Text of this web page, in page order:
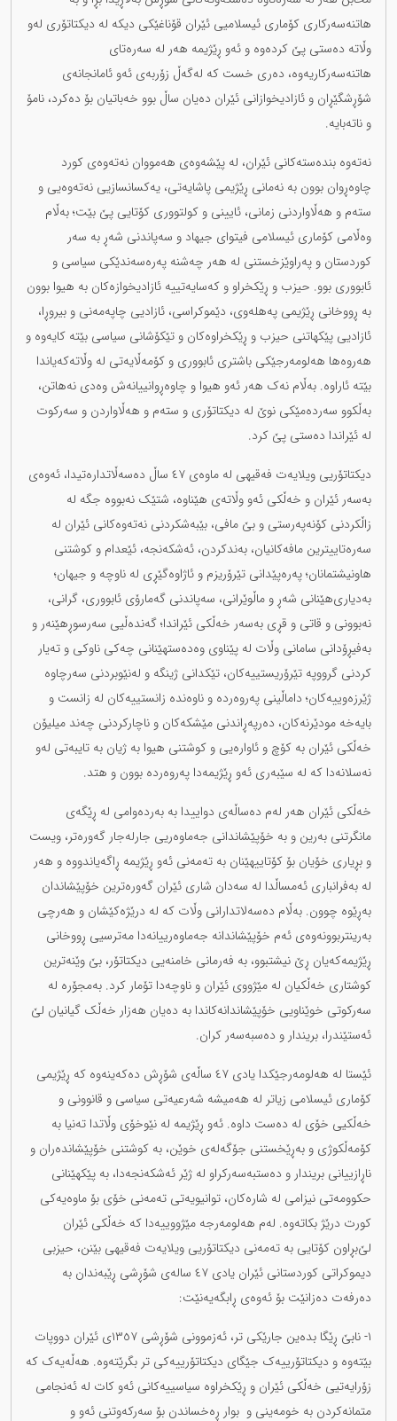
هاتنەسەرکاری کۆماری ئیسلامیی ئێران قۆناغێکی دیکە لە دیکتاتۆری لەو
وڵاتە دەستی پێ کردەوە و ئەو ڕێژیمە هەر لە سەرەتای
هاتنەسەرکاریەوە، دەری خست کە لەگەڵ زۆربەی ئەو ئامانجانەی
شۆڕشگێڕان و ئازادیخوازانی ئێران دەیان ساڵ بوو خەباتیان بۆ دەکرد، نامۆ
و ناتەبایە.
نەتەوە بندەستەکانی ئێران، لە پێشەوەی هەمووان نەتەوەی کورد
چاوەڕوان بوون بە نەمانی ڕێژیمی پاشایەتی، یەکسانسازیی نەتەوەیی و
ستەم و هەڵاواردنی زمانی، ئایینی و کولتووری کۆتایی پێ بێت؛ بەڵام
وەڵامی کۆماری ئیسلامی فیتوای جیهاد و سەپاندنی شەڕ بە سەر
کوردستان و پەراوێزخستنی لە هەر چەشنە پەرەسەندێکی سیاسی و
ئابووری بوو. حیزب و ڕێکخراو و کەسایەتییە ئازادیخوازەکان بە هیوا بوون
بە ڕووخانی ڕێژیمی پەهلەوی، دێموکراسی، ئازادیی چاپەمەنی و بیروڕا،
ئازادیی پێکهاتنی حیزب و ڕێکخراوەکان و تێکۆشانی سیاسی بێتە کایەوە و
هەروەها هەلومەرجێکی باشتری ئابووری و کۆمەڵایەتی لە وڵاتەکەیاندا
بێتە ئاراوە. بەڵام نەک هەر ئەو هیوا و چاوەڕوانییانەش وەدی نەهاتن،
بەڵکوو سەردەمێکی نوێ لە دیکتاتۆری و ستەم و هەڵاواردن و سەرکوت
لە ئێراندا دەستی پێ کرد.
دیکتاتۆریی ویلایەت فەقیهی لە ماوەی ٤٧ ساڵ دەسەڵاتدارەتیدا، ئەوەی
بەسەر ئێران و خەڵکی ئەو وڵاتەی هێناوە، شتێک نەبووە جگە لە
زاڵکردنی کۆنەپەرستی و بێ مافی، بێبەشکردنی نەتەوەکانی ئێران لە
سەرەتاییترین مافەکانیان، بەندکردن، ئەشکەنجە، ئێعدام و کوشتنی
هاونیشتمانان؛ پەرەپێدانی تێرۆریزم و ئاژاوەگێڕی لە ناوچە و جیهان؛
بەدیاری‌هێنانی شەڕ و ماڵوێرانی، سەپاندنی گەمارۆی ئابووری، گرانی،
نەبوونی و قاتی و قڕی بەسەر خەڵکی ئێراندا؛ گەندەڵیی سەرسوڕهێنەر و
بەفیڕۆدانی سامانی وڵات لە پێناوی وەدەستهێنانی چەکی ناوکی و تەیار
کردنی گرووپە تێرۆریستییەکان، تێکدانی ژینگە و لەنێوبردنی سەرچاوە
ژێرزەوییەکان؛ داماڵینی پەروەردە و ناوەندە زانستییەکان لە زانست و
بایەخە مودێرنەکان، دەرپەڕاندنی مێشکەکان و ناچارکردنی چەند میلیۆن
خەڵکی ئێران بە کۆچ و ئاوارەیی و کوشتنی هیوا بە ژیان بە تایبەتی لەو
نەسلانەدا کە لە سێبەری ئەو ڕێژیمەدا پەروەردە بوون و هتد.
خەڵکی ئێران هەر لەم دەساڵەی دواییدا بە بەردەوامی لە ڕێگەی
مانگرتنی بەرین و بە خۆپێشاندانی جەماوەریی جارلەجار گەورەتر، ویست
و بڕیاری خۆیان بۆ کۆتاییهێنان بە تەمەنی ئەو ڕێژیمە ڕاگەیاندووە و هەر
لە بەفرانباری ئەمساڵدا لە سەدان شاری ئێران گەورەترین خۆپێشاندان
بەڕێوە چوون. بەڵام دەسەلاتدارانی وڵات کە لە درێژەکێشان و هەرچی
بەرینتربوونەوەی ئەم خۆپێشاندانە جەماوەرییانەدا مەترسیی ڕووخانی
ڕێژیمەکەیان ڕێ نیشتبوو، بە فەرمانی خامنەیی دیکتاتۆر، بێ وێنەترین
کوشتاری خەڵکیان لە مێژووی ئێران و ناوچەدا تۆمار کرد. بەمجۆرە لە
سەرکوتی خوێناویی خۆپێشاندانەکاندا بە دەیان هەزار خەڵک گیانیان لێ
ئەستێندرا، بریندار و دەسبەسەر کران.
ئێستا لە هەلومەرجێکدا یادی ٤٧ ساڵەی شۆڕش دەکەینەوە کە ڕێژیمی
کۆماری ئیسلامی زیاتر لە هەمیشە شەرعیەتی سیاسی و قانوونی و
خەڵکیی خۆی لە دەست داوە. ئەو ڕێژیمە لە نێوخۆی وڵاتدا تەنیا بە
کۆمەڵکوژی و بەڕێخستنی جۆگەلەی خوێن، بە کوشتنی خۆپێشاندەران و
ناڕازییانی بریندار و دەستبەسەرکراو لە ژێر ئەشکەنجەدا، بە پێکهێنانی
حکوومەتی نیزامی لە شارەکان، توانیویەتی تەمەنی خۆی بۆ ماوەیەکی
کورت درێژ بکاتەوە. لەم هەلومەرجە مێژووییەدا کە خەڵکی ئێران
لێ‌بڕاون کۆتایی بە تەمەنی دیکتاتۆریی ویلایەت فەقیهی بێنن، حیزبی
دیموکراتی کوردستانی ئێران یادی ٤٧ سالەی شۆڕشی ڕێبەندان بە
دەرفەت دەزانێت بۆ ئەوەی ڕابگەیەنێت:
١- نابێ ڕێگا بدەین جارێکی تر، ئەزموونی شۆڕشی ١٣٥٧ی ئێران دووپات
بێتەوە و دیکتاتۆرییەک جێگای دیکتاتۆرییەکی تر بگرێتەوە. هەڵەیەک کە
زۆرایەتیی خەڵکی ئێران و ڕێکخراوە سیاسییەکانی ئەو کات لە ئەنجامی
متمانەکردن بە خومەینی و بوار ڕەخساندن بۆ سەرکەوتنی ئەو و